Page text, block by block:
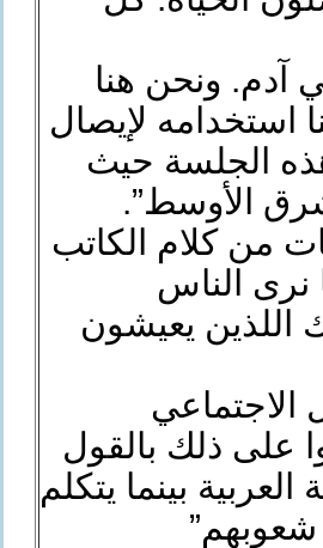
آدم. ونحن هنا
استخدامه لإيصال
الجلسة حيث
الأوسط”.
من كلام الكاتب
نرى الناس
اللذين يعيشون
الاجتماعي
على ذلك بالقول
بينما يتكلم
شعوبهم”